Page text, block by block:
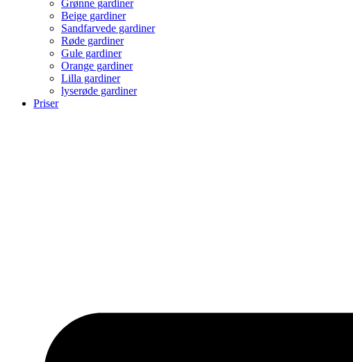
Grønne gardiner
Beige gardiner
Sandfarvede gardiner
Røde gardiner
Gule gardiner
Orange gardiner
Lilla gardiner
lyserøde gardiner
Priser